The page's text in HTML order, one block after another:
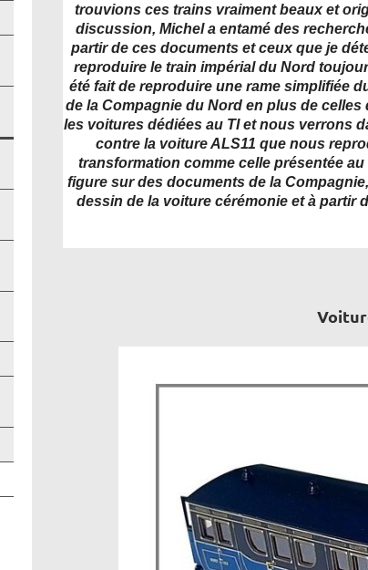
trouvions ces trains vraiment beaux et
discussion, Michel a entamé des
partir de ces documents et ceux que je
reproduire le train impérial du Nord
été fait de reproduire une rame simplifiée
de la Compagnie du Nord en plus de
les voitures dédiées au TI et nous verrons
contre la voiture ALS11 que nous
transformation comme celle présentée
figure sur des documents de la
dessin de la voiture cérémonie et à partir